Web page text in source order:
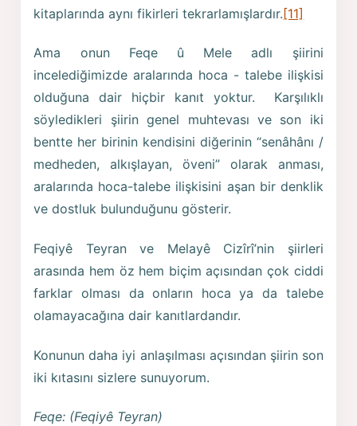
kitaplarında aynı fikirleri tekrarlamışlardır.[11]
Ama onun Feqe û Mele adlı şiirini
incelediğimizde aralarında hoca - talebe ilişkisi
olduğuna dair hiçbir kanıt yoktur. Karşılıklı
söyledikleri şiirin genel muhtevası ve son iki
bentte her birinin kendisini diğerinin “senâhânı /
medheden, alkışlayan, öveni” olarak anması,
aralarında hoca-talebe ilişkisini aşan bir denklik
ve dostluk bulunduğunu gösterir.
Feqiyê Teyran ve Melayê Cizîrî’nin şiirleri
arasında hem öz hem biçim açısından çok ciddi
farklar olması da onların hoca ya da talebe
olamayacağına dair kanıtlardandır.
Konunun daha iyi anlaşılması açısından şiirin son
iki kıtasını sizlere sunuyorum.
Feqe: (Feqiyê Teyran)